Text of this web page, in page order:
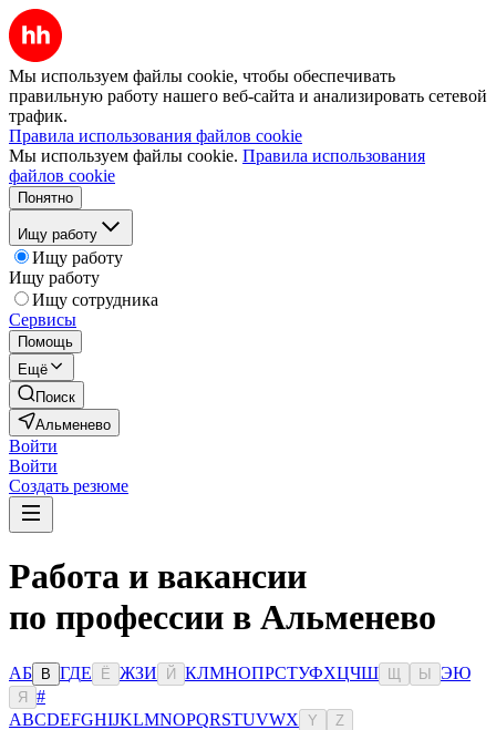
Мы используем файлы cookie, чтобы обеспечивать
правильную работу нашего веб-сайта и анализировать сетевой
трафик.
Правила использования файлов cookie
Мы используем файлы cookie. Правила использования
файлов cookie
Понятно
Ищу работу
Ищу работу
Ищу работу
Ищу сотрудника
Сервисы
Помощь
Ещё
Поиск
Альменево
Войти
Войти
Создать резюме
Работа и вакансии
по профессии в Альменево
АБ В ГДЕ Ё ЖЗИ Й КЛМНОПРСТУФХЦЧШ Ы ЭЮ
Я
#
ABCDEFGHIJKLMNOPQRSTUVWX Y Z